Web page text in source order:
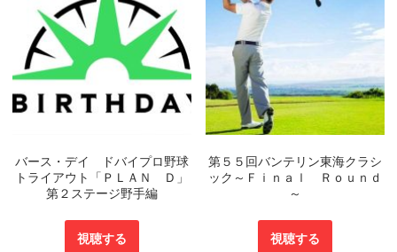
バース・デイ ドバイプロ野球
トライアウト「ＰＬＡＮ Ｄ」
第２ステージ野手編
視聴する
第５５回バンテリン東海クラシ
ック～Ｆｉｎａｌ Ｒｏｕｎｄ
～
視聴する